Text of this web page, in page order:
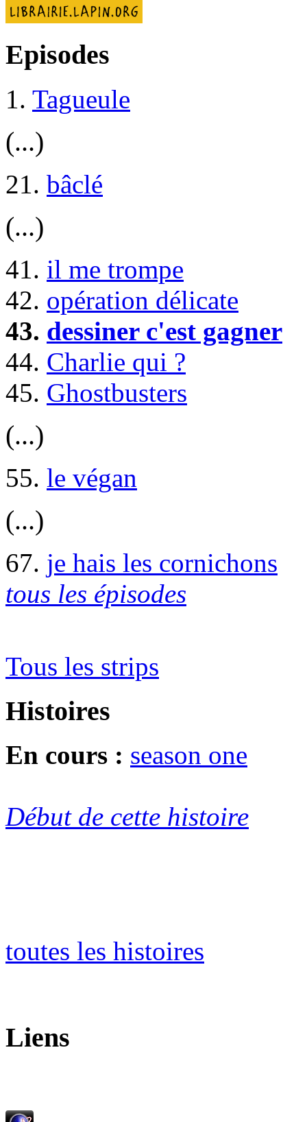
Episodes
1. Tagueule
(...)
21. bâclé
(...)
41. il me trompe
42. opération délicate
43. dessiner c'est gagner
44. Charlie qui ?
45. Ghostbusters
(...)
55. le végan
(...)
67. je hais les cornichons
tous les épisodes
Tous les strips
Histoires
En cours : season one
Début de cette histoire
toutes les histoires
Liens